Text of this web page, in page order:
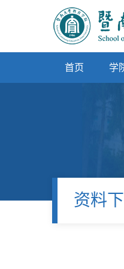
首页 学
资料